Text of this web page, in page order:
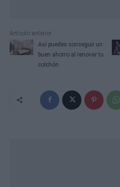
Artículo anterior
Así puedes conseguir un
buen ahorro al renovar tu
colchón